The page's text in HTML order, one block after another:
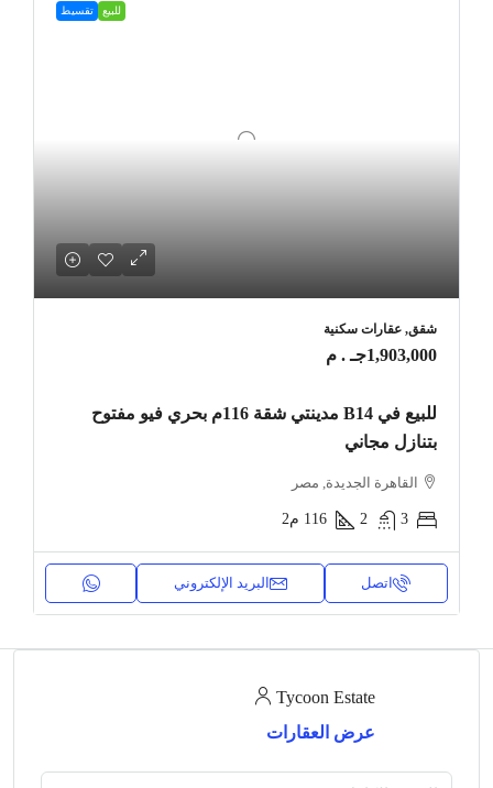
للبيع تقسيط
شقق, عقارات سكنية
1,903,000جـ . م
للبيع في B14 مدينتي شقة 116م بحري فيو مفتوح
بتنازل مجاني
القاهرة الجديدة, مصر
3
2
116 م2
اتصل البريد الإلكتروني
Tycoon Estate
عرض العقارات